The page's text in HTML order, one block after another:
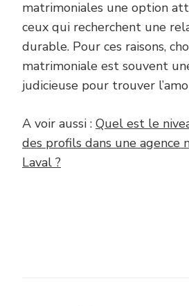
matrimoniales une option
ceux qui recherchent une
durable. Pour ces raisons,
matrimoniale est souvent
judicieuse pour trouver
A voir aussi : Quel est le
des profils dans une agence
Laval ?